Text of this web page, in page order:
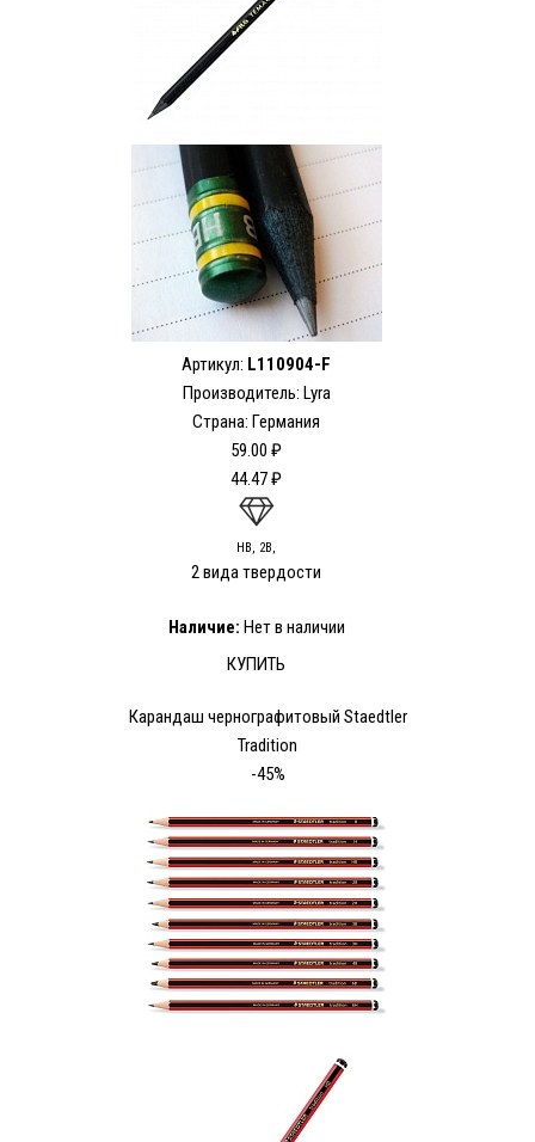
Артикул: L110904-F
Производитель: Lyra
Страна: Германия
59.00 ₽
44.47 ₽
HB, 2В,
2 вида твердости
Наличие: Нет в наличии
КУПИТЬ
Карандаш чернографитовый Staedtler
Tradition
-45%